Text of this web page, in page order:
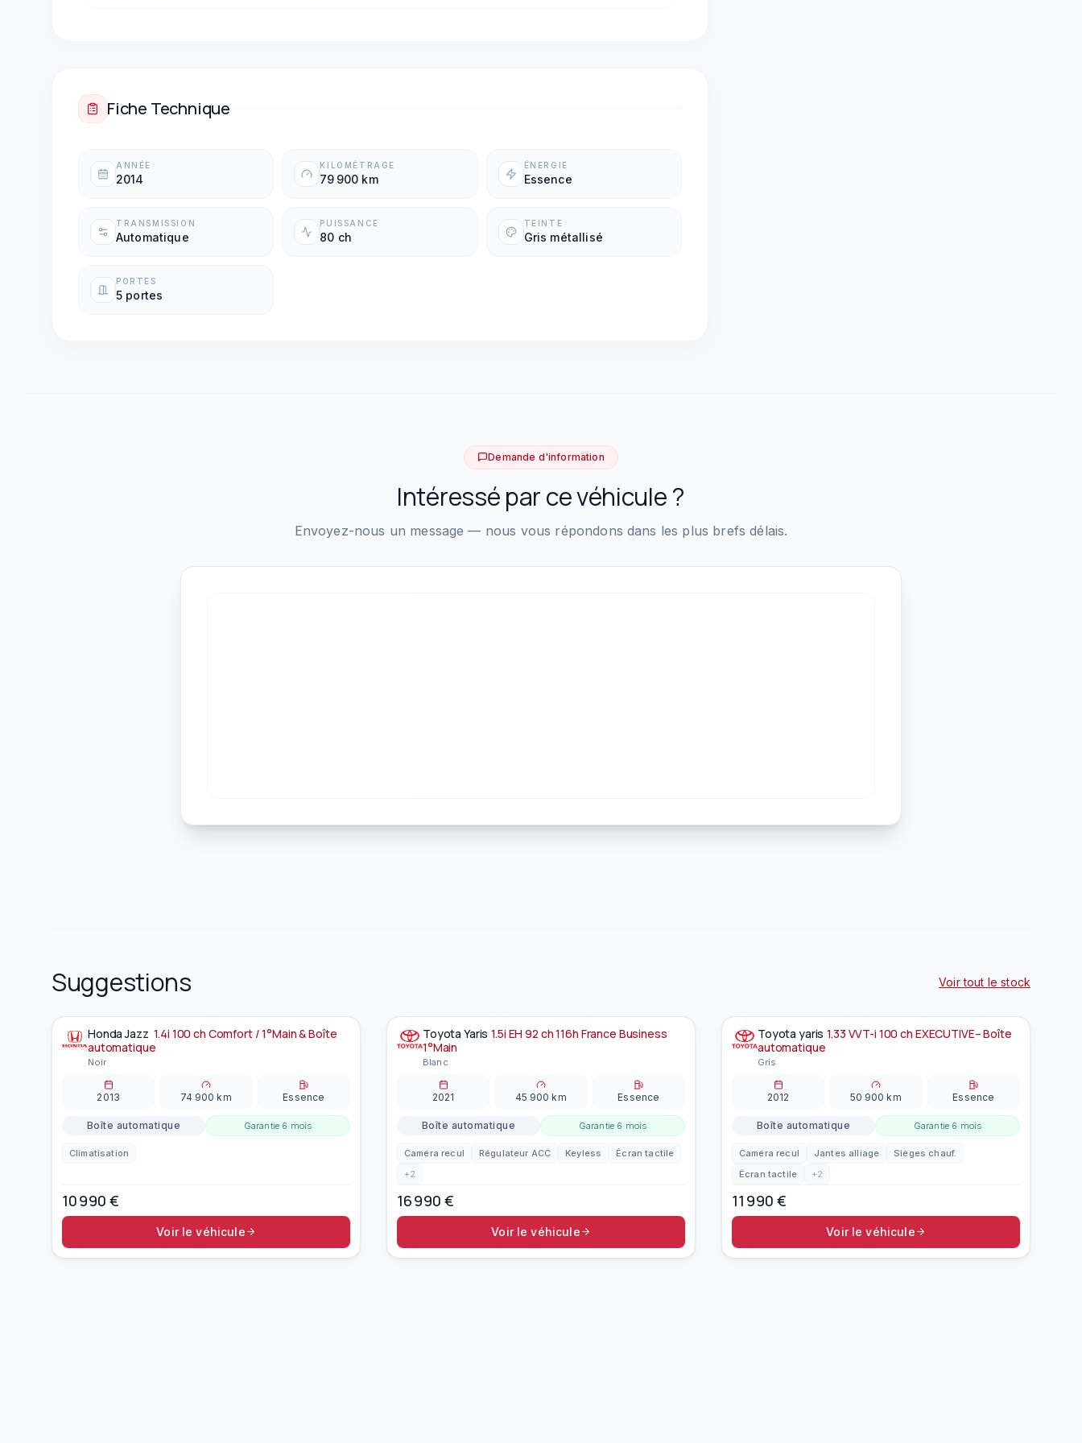
Fiche Technique
ANNÉE
2014
KILOMÉTRAGE
79 900 km
ÉNERGIE
Essence
TRANSMISSION
Automatique
PUISSANCE
80 ch
TEINTE
Gris métallisé
PORTES
5 portes
Demande d'information
Intéressé par ce véhicule ?
Envoyez-nous un message — nous vous répondons dans les plus brefs délais.
Suggestions Voir tout le stock
À la une
Honda Jazz 1.4i 100 ch Comfort / 1°Main & Boîte
automatique
Noir
2013 74 900 km Essence
Boîte automatique Garantie 6 mois
Climatisation
10 990 €
Voir le véhicule
À la une EN PRÉPARATION
Toyota Yaris 1.5i EH 92 ch 116h France Business
1°Main
Blanc
2021 45 900 km Essence
Boîte automatique Garantie 6 mois
Caméra recul Régulateur ACC Keyless
Écran tactile
+2
16 990 €
Voir le véhicule
À la une EN PRÉPARATION
Toyota yaris 1.33 VVT-i 100 ch EXECUTIVE– Boîte
automatique
Gris
2012 50 900 km Essence
Boîte automatique Garantie 6 mois
Caméra recul Jantes alliage
Sièges chauf.
Écran tactile
+2
11 990 €
Voir le véhicule